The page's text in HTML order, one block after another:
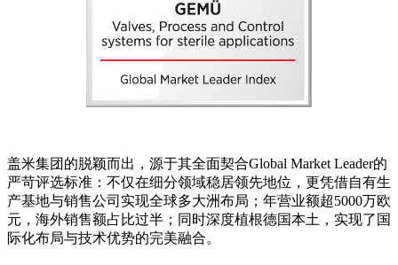
盖米集团的脱颖而出，源于其全面契合Global Market Leader的
严苛评选标准：不仅在细分领域稳居领先地位，更凭借自有生
产基地与销售公司实现全球多大洲布局；年营业额超5000万欧
元，海外销售额占比过半；同时深度植根德国本土，实现了国
际化布局与技术优势的完美融合。